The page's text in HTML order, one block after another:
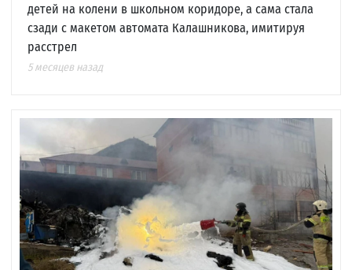
детей на колени в школьном коридоре, а сама стала
сзади с макетом автомата Калашникова, имитируя
расстрел
5 месяцев назад